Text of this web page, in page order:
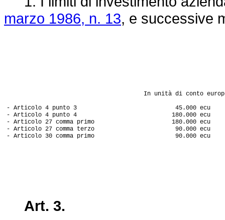
marzo 1986, n. 13, e successive
In unità di conto
- Articolo 4 punto 3 45.000 ecu
- Articolo 4 punto 4 180.000 ecu
- Articolo 27 comma primo 180.000 ecu
- Articolo 27 comma terzo 90.000 ecu
- Articolo 30 comma primo 90.000 ecu
Art. 3.